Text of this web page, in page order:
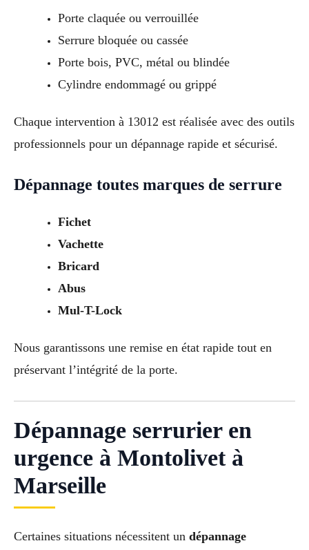
Porte claquée ou verrouillée
Serrure bloquée ou cassée
Porte bois, PVC, métal ou blindée
Cylindre endommagé ou grippé
Chaque intervention à 13012 est réalisée avec des outils
professionnels pour un dépannage rapide et sécurisé.
Dépannage toutes marques de serrure
Fichet
Vachette
Bricard
Abus
Mul-T-Lock
Nous garantissons une remise en état rapide tout en
préservant l’intégrité de la porte.
Dépannage serrurier en
urgence à Montolivet à
Marseille
Certaines situations nécessitent un dépannage